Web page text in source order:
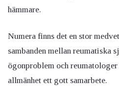
hämmare.
Numera finns det en stor
sambanden mellan reumatiska
ögonproblem och
allmänhet ett gott samarbete.